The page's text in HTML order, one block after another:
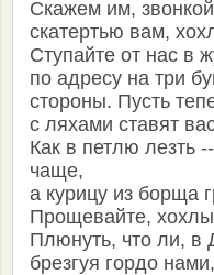
Скажем им,
скатертью вам,
Ступайте от нас в
по адресу на три
стороны. Пусть
с ляхами ставят
Как в петлю лезть
чаще,
а курицу из борща
Прощевайте,
Плюнуть, что ли, в
брезгуя гордо